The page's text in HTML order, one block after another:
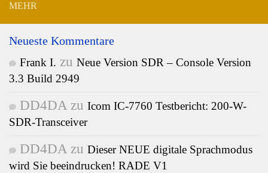
MEHR
Neueste Kommentare
Frank I. zu Neue Version SDR – Console Version
3.3 Build 2949
DD4DAzu Icom IC-7760 Testbericht: 200-W-
SDR-Transceiver
DD4DAzu Dieser NEUE digitale Sprachmodus
wird Sie beeindrucken! RADE V1